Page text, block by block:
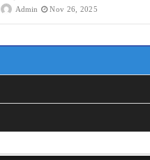
Admin Nov 26, 2025